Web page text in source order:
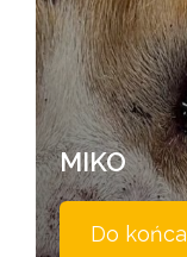
MIKO
Do końca